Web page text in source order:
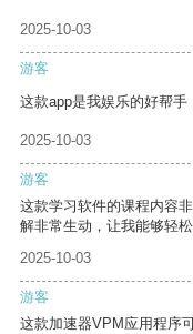
2025-10-03
游客
这款app是我娱乐的好帮手
2025-10-03
游客
这款学习软件的课程内容
解非常生动，让我能够轻松
2025-10-03
游客
这款加速器VPM应用程序